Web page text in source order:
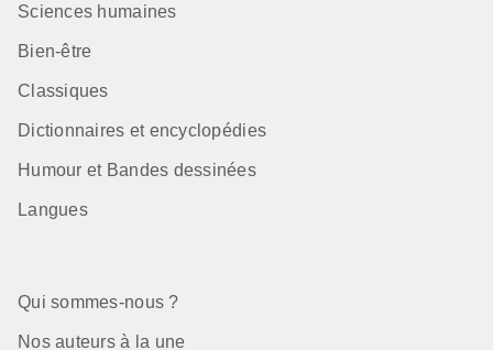
Sciences humaines
Bien-être
Classiques
Dictionnaires et encyclopédies
Humour et Bandes dessinées
Langues
Qui sommes-nous ?
Nos auteurs à la une